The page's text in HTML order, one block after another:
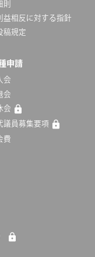
則
益相反に対する指針
稿規定
申請
会
会
会
議員募集要項
費